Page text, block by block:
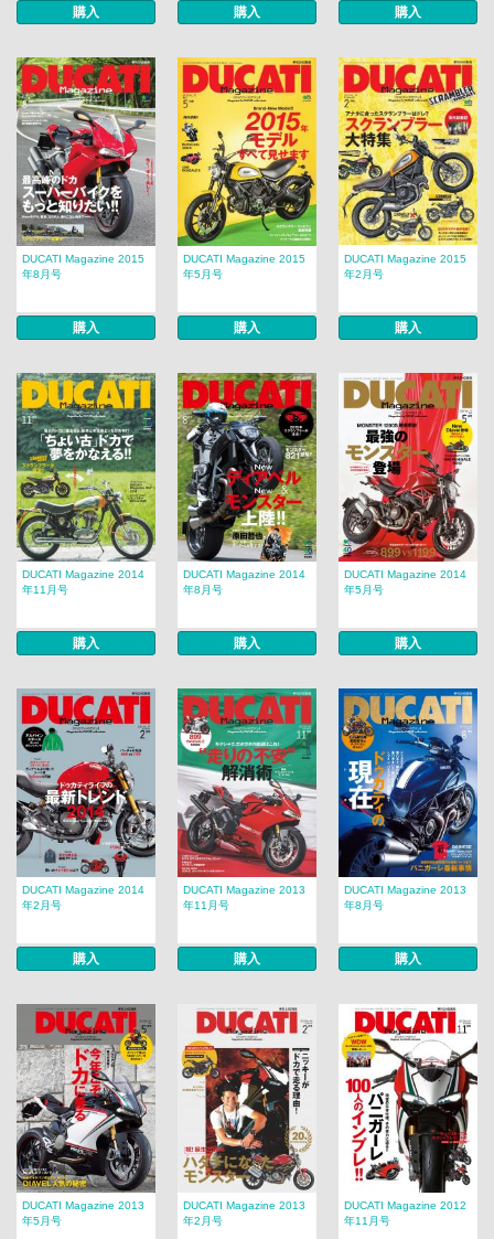
購入 購入 購入
DUCATI Magazine 2015
年8月号
購入
DUCATI Magazine 2015
年5月号
購入
DUCATI Magazine 2015
年2月号
購入
DUCATI Magazine 2014
年11月号
購入
DUCATI Magazine 2014
年8月号
購入
DUCATI Magazine 2014
年5月号
購入
DUCATI Magazine 2014
年2月号
購入
DUCATI Magazine 2013
年11月号
購入
DUCATI Magazine 2013
年8月号
購入
DUCATI Magazine 2013
年5月号
DUCATI Magazine 2013
年2月号
DUCATI Magazine 2012
年11月号